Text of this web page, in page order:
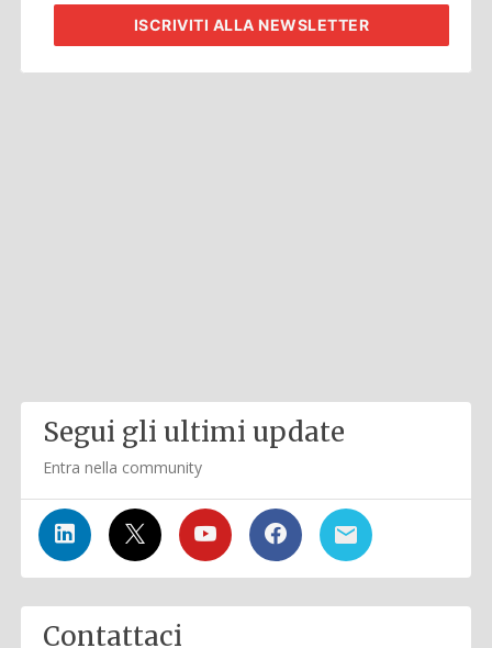
ISCRIVITI ALLA NEWSLETTER
Segui gli ultimi update
Entra nella community
Contattaci